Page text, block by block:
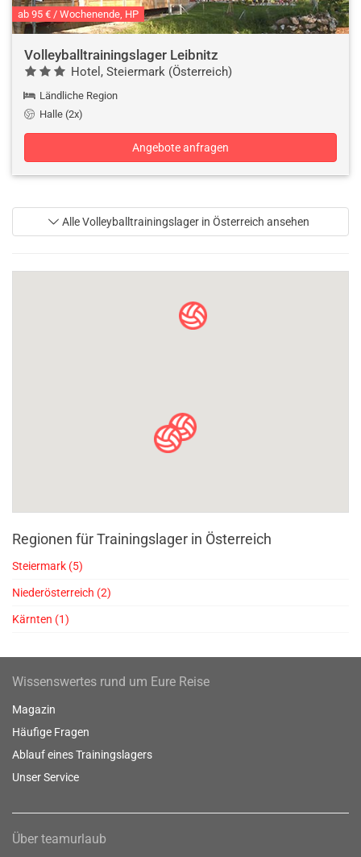
ab 95 € / Wochenende, HP
Volleyballtrainingslager Leibnitz
Hotel, Steiermark (Österreich)
Ländliche Region
Halle (2x)
Angebote anfragen
Alle Volleyballtrainingslager in Österreich ansehen
Regionen für Trainingslager in Österreich
Steiermark (5)
Niederösterreich (2)
Kärnten (1)
Wissenswertes rund um Eure Reise
Magazin
Häufige Fragen
Ablauf eines Trainingslagers
Unser Service
Über teamurlaub